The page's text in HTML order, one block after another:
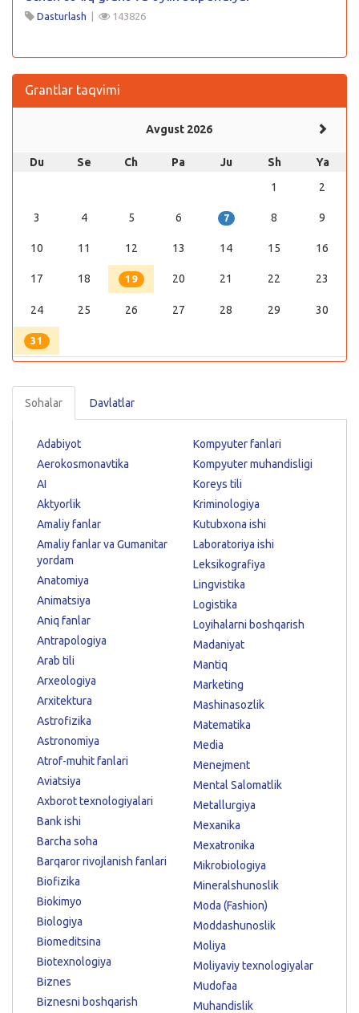
Dasturlash | 143826
Grantlar taqvimi
Avgust 2026
Du Se Ch Pa Ju Sh
Ya
1
2
3 4 5 6 7 8 9
10 11 12 13 14 15 16
17 18 19 20 21 22 23
24 25 26 27 28 29 30
31
Sohalar Davlatlar
Adabiyot
Aerokosmonavtika
AI
Aktyorlik
Amaliy fanlar
Amaliy fanlar va Gumanitar
yordam
Anatomiya
Animatsiya
Aniq fanlar
Antrapologiya
Arab tili
Arxeologiya
Arxitektura
Astrofizika
Astronomiya
Atrof-muhit fanlari
Aviatsiya
Axborot texnologiyalari
Bank ishi
Barcha soha
Barqaror rivojlanish fanlari
Biofizika
Biokimyo
Biologiya
Biomeditsina
Biotexnologiya
Biznes
Biznesni boshqarish
Kompyuter fanlari
Kompyuter muhandisligi
Koreys tili
Kriminologiya
Kutubxona ishi
Laboratoriya ishi
Leksikografiya
Lingvistika
Logistika
Loyihalarni boshqarish
Madaniyat
Mantiq
Marketing
Mashinasozlik
Matematika
Media
Menejment
Mental Salomatlik
Metallurgiya
Mexanika
Mexatronika
Mikrobiologiya
Mineralshunoslik
Moda (Fashion)
Moddashunoslik
Moliya
Moliyaviy texnologiyalar
Mudofaa
Muhandislik